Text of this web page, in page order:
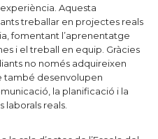
Aquesta
treballar en projectes reals
fomentant l’aprenentatge
i el treball en equip. Gràcies
no només adquireixen
també desenvolupen
la planificació i la
laborals reals.